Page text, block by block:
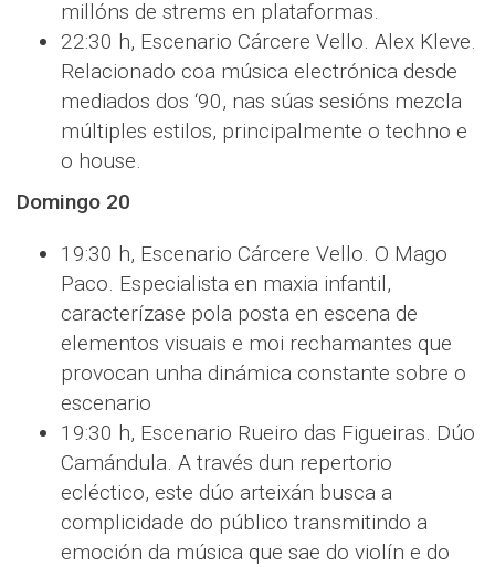
millóns de strems en plataformas.
22:30 h, Escenario Cárcere Vello. Alex Kleve.
Relacionado coa música electrónica desde
mediados dos ‘90, nas súas sesións mezcla
múltiples estilos, principalmente o techno e
o house.
Domingo 20
19:30 h, Escenario Cárcere Vello. O Mago
Paco. Especialista en maxia infantil,
caracterízase pola posta en escena de
elementos visuais e moi rechamantes que
provocan unha dinámica constante sobre o
escenario
19:30 h, Escenario Rueiro das Figueiras. Dúo
Camándula. A través dun repertorio
ecléctico, este dúo arteixán busca a
complicidade do público transmitindo a
emoción da música que sae do violín e do